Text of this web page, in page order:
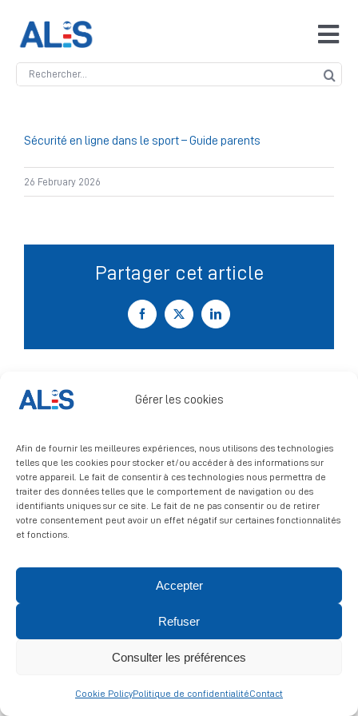
Gérer les cookies
Afin de fournir les meilleures expériences, nous utilisons des technologies
telles que les cookies pour stocker et/ou accéder à des informations sur
votre appareil. Le fait de consentir à ces technologies nous permettra de
traiter des données telles que le comportement de navigation ou des
identifiants uniques sur ce site. Le fait de ne pas consentir ou de retirer
votre consentement peut avoir un effet négatif sur certaines fonctionnalités
et fonctions.
Accepter
Refuser
Consulter les préférences
Cookie PolicyPolitique de confidentialitéContact
content
Search
Accueil
ALIS
Antidopage
Signalement
Sécurité en ligne dans le sport – Guide parents
26 February 2026
Partager cet article
Facebook
X LinkedIn
© 2026 ALIS | All rights reserved
légales